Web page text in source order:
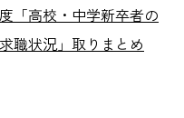
「高校・中学新卒者の
職状況」取りまとめ